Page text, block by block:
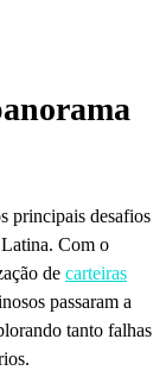
principais desafios
Com o
de carteiras
passaram a
tanto falhas